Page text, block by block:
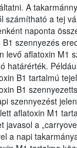
A
számítható a tej
naponta
szennyezés
levő aflatoxin M1
határérték.
B1 tartalmú
B1
szennyezést
aflatoxin M1
javasol a
a napi